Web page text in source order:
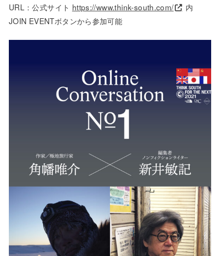
URL：公式サイト https://www.think-south.com/
内
JOIN EVENTボタンから参加可能